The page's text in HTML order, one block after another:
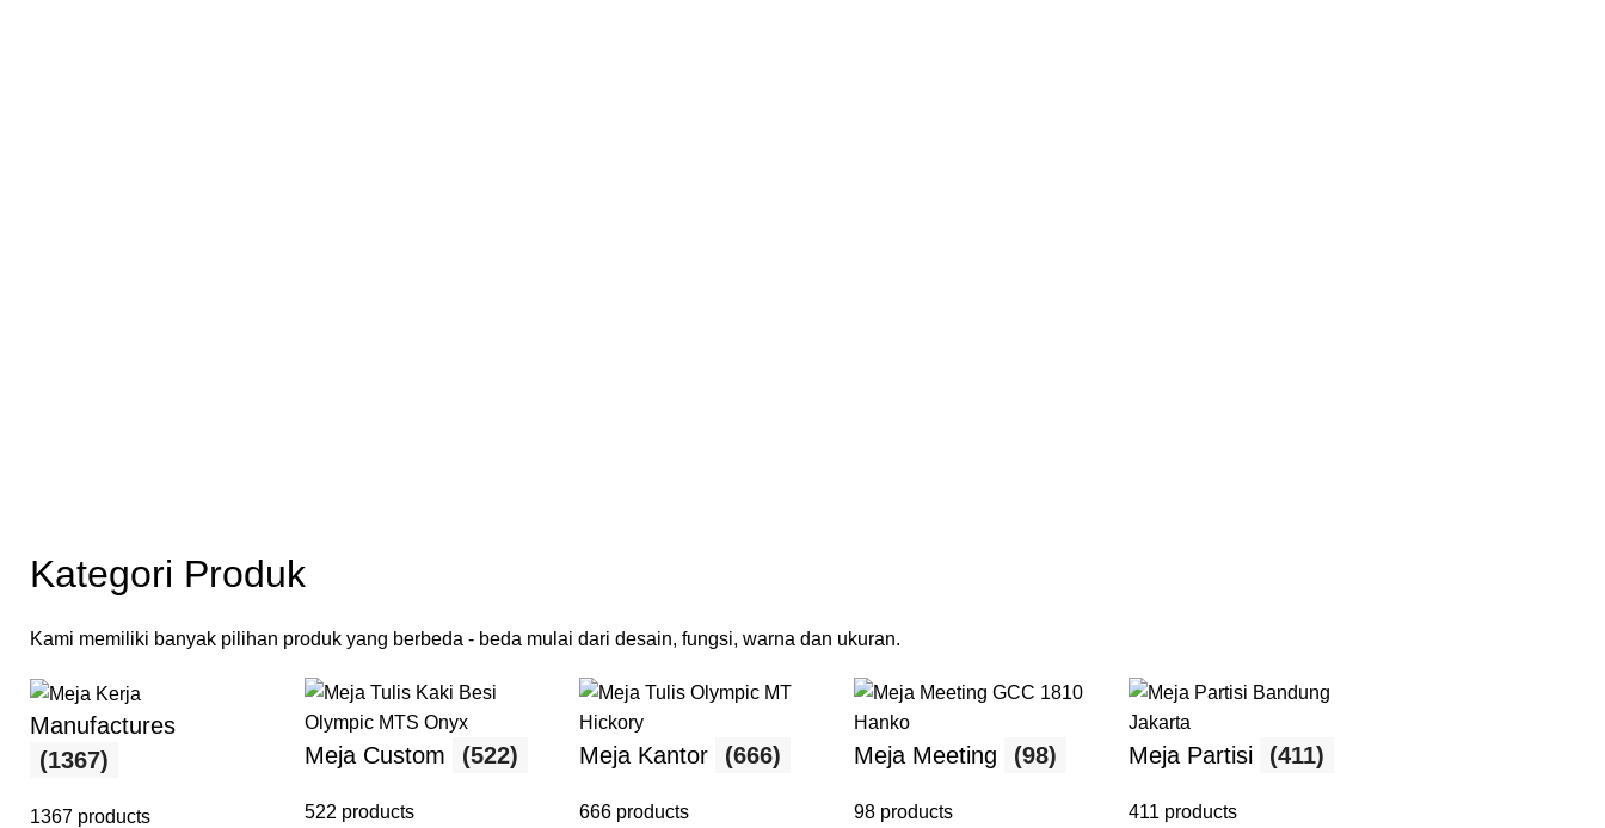
Kategori Produk
Kami memiliki banyak pilihan produk yang berbeda - beda mulai dari desain, fungsi, warna dan ukuran.
Manufactures
(1367)
1367 products
Meja Custom (522)
522 products
Meja Kantor (666)
666 products
Meja Meeting (98)
98 products
Meja Partisi (411)
411 products